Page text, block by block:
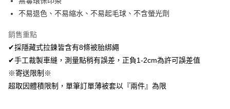
Google Pay
AFTEE先享後付
相關說明
AFTEE先享後付是「在收到商品之後才付款」的支付方式。 讓您購物簡單
便利好安心！
１．簡單：不需註冊會員、不需綁卡、不需儲值。
２．便利：只要手機號碼，簡訊認證，即可結帳。
ATM付款
運送方式
不易退色、不易縮水、不易起毛球、不含螢光劑
銷售重點
✔採隱藏式拉鍊皆含有8條被胎綁繩
✔手工裁製車縫，測量點稍有誤差，正負1-2cm為許可誤差值
※寄送限制※
超取因體積限制，單筆訂單薄被套以『兩件』為限